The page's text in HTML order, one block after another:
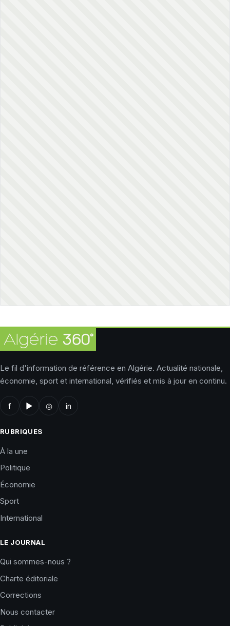
Le fil d'information de référence en Algérie. Actualité nationale,
économie, sport et international, vérifiés et mis à jour en continu.
f ▶ ◎ in
RUBRIQUES
À la une
Politique
Économie
Sport
International
LE JOURNAL
Qui sommes-nous ?
Charte éditoriale
Corrections
Nous contacter